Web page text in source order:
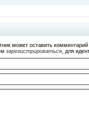
может оставить
зарегистрироваться , для